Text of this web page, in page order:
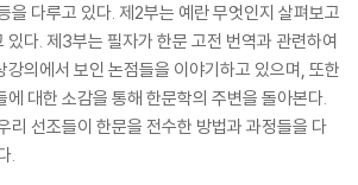
을 다루고 있다. 제2부는 예란 무엇인지 살펴보고
있다. 제3부는 필자가 한문 고전 번역과 관련하여
강의에서 보인 논점들을 이야기하고 있으며, 또한
에 대한 소감을 통해 한문학의 주변을 돌아본다.
리 선조들이 한문을 전수한 방법과 과정들을 다
.